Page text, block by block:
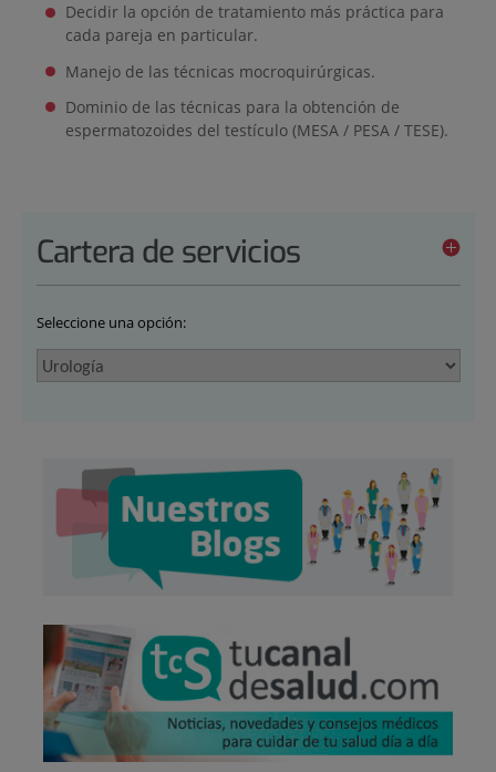
Decidir la opción de tratamiento más práctica para
cada pareja en particular.
Manejo de las técnicas mocroquirúrgicas.
Dominio de las técnicas para la obtención de
espermatozoides del testículo (MESA / PESA / TESE).
Cartera de servicios
Seleccione una opción: